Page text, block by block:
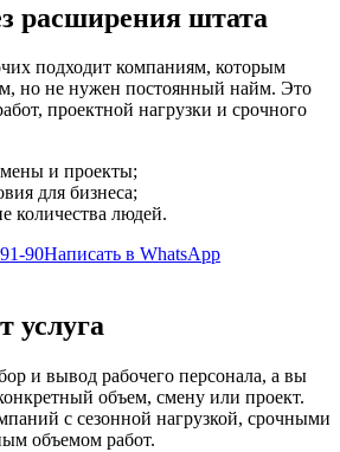
расширения штата
подходит компаниям, которым
но не нужен постоянный найм. Это
проектной нагрузки и срочного
и проекты;
для бизнеса;
количества людей.
90Написать в WhatsApp
услуга
и вывод рабочего персонала, а вы
объем, смену или проект.
с сезонной нагрузкой, срочными
объемом работ.